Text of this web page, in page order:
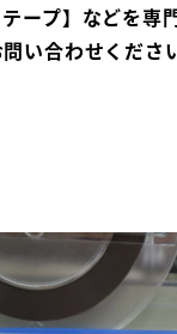
ープ】などを専
い合わせくださ